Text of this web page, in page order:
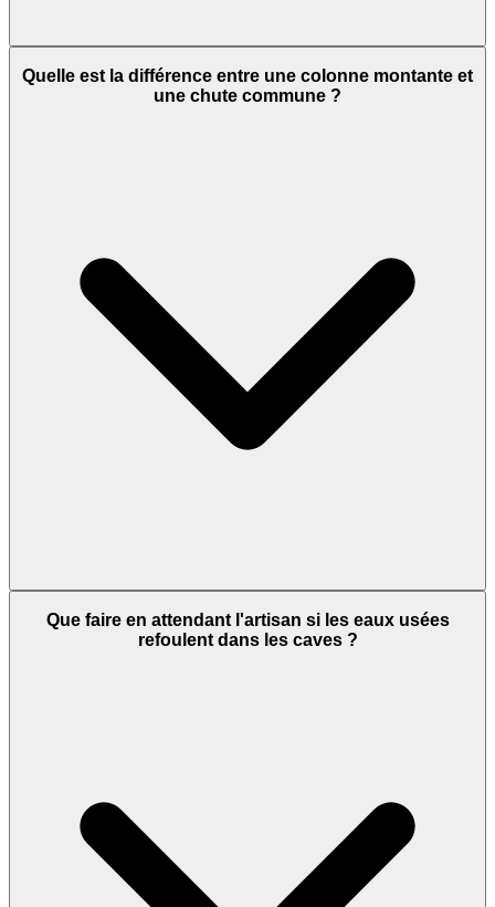
Quelle est la différence entre une colonne montante et
une chute commune ?
Que faire en attendant l'artisan si les eaux usées
refoulent dans les caves ?